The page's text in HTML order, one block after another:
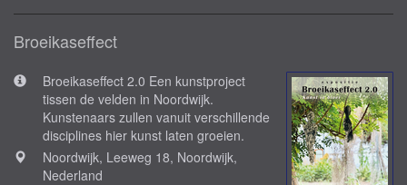
Broeikaseffect
Broeikaseffect 2.0 Een kunstproject
tissen de velden in Noordwijk.
Kunstenaars zullen vanuit verschillende
disciplines hier kunst laten groeien.
Noordwijk, Leeweg 18, Noordwijk,
Nederland